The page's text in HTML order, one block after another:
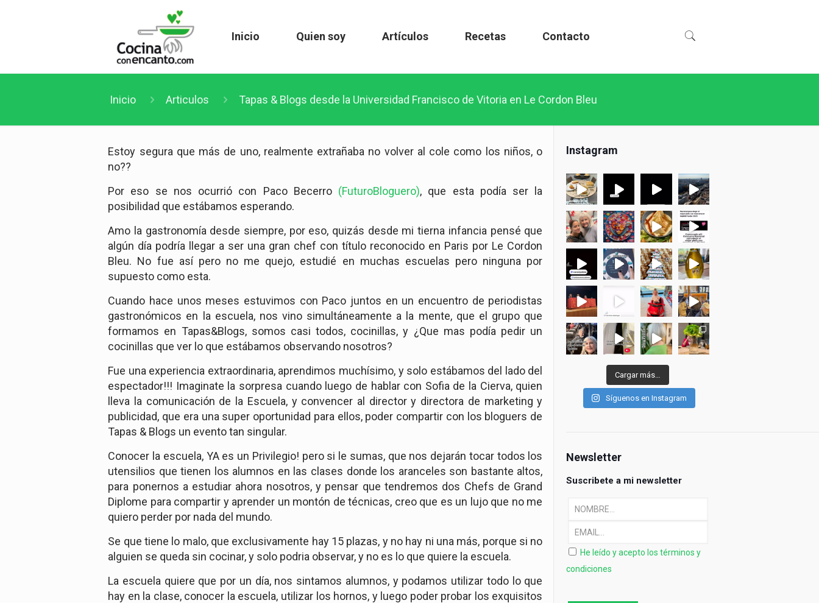
Inicio Quien soy Artículos Recetas Contacto
Inicio Articulos Tapas & Blogs desde la Universidad Francisco de Vitoria en Le Cordon Bleu
Estoy segura que más de uno, realmente extrañaba no volver al cole como los niños, o
no??
Por eso se nos ocurrió con Paco Becerro (FuturoBloguero), que esta podía ser la
posibilidad que estábamos esperando.
Amo la gastronomía desde siempre, por eso, quizás desde mi tierna infancia pensé que
algún día podría llegar a ser una gran chef con título reconocido en Paris por Le Cordon
Bleu. No fue así pero no me quejo, estudié en muchas escuelas pero ninguna por
supuesto como esta.
Cuando hace unos meses estuvimos con Paco juntos en un encuentro de periodistas
gastronómicos en la escuela, nos vino simultáneamente a la mente, que el grupo que
formamos en Tapas&Blogs, somos casi todos, cocinillas, y ¿Que mas podía pedir un
cocinillas que ver lo que estábamos observando nosotros?
Fue una experiencia extraordinaria, aprendimos muchísimo, y solo estábamos del lado del
espectador!!! Imaginate la sorpresa cuando luego de hablar con Sofia de la Cierva, quien
lleva la comunicación de la Escuela, y convencer al director y directora de marketing y
publicidad, que era una super oportunidad para ellos, poder compartir con los bloguers de
Tapas & Blogs un evento tan singular.
Conocer la escuela, YA es un Privilegio! pero si le sumas, que nos dejarán tocar todos los
utensilios que tienen los alumnos en las clases donde los aranceles son bastante altos,
para ponernos a estudiar ahora nosotros, y pensar que tendremos dos Chefs de Grand
Diplome para compartir y aprender un montón de técnicas, creo que es un lujo que no me
quiero perder por nada del mundo.
Se que tiene lo malo, que exclusivamente hay 15 plazas, y no hay ni una más, porque si no
alguien se queda sin cocinar, y solo podria observar, y no es lo que quiere la escuela.
La escuela quiere que por un día, nos sintamos alumnos, y podamos utilizar todo lo que
hay en la clase, conocer la escuela, utilizar los hornos, y luego poder probar los exquisitos
Instagram
Cargar más…
Síguenos en Instagram
Newsletter
Suscribete a mi newsletter
He leído y acepto los términos y
condiciones